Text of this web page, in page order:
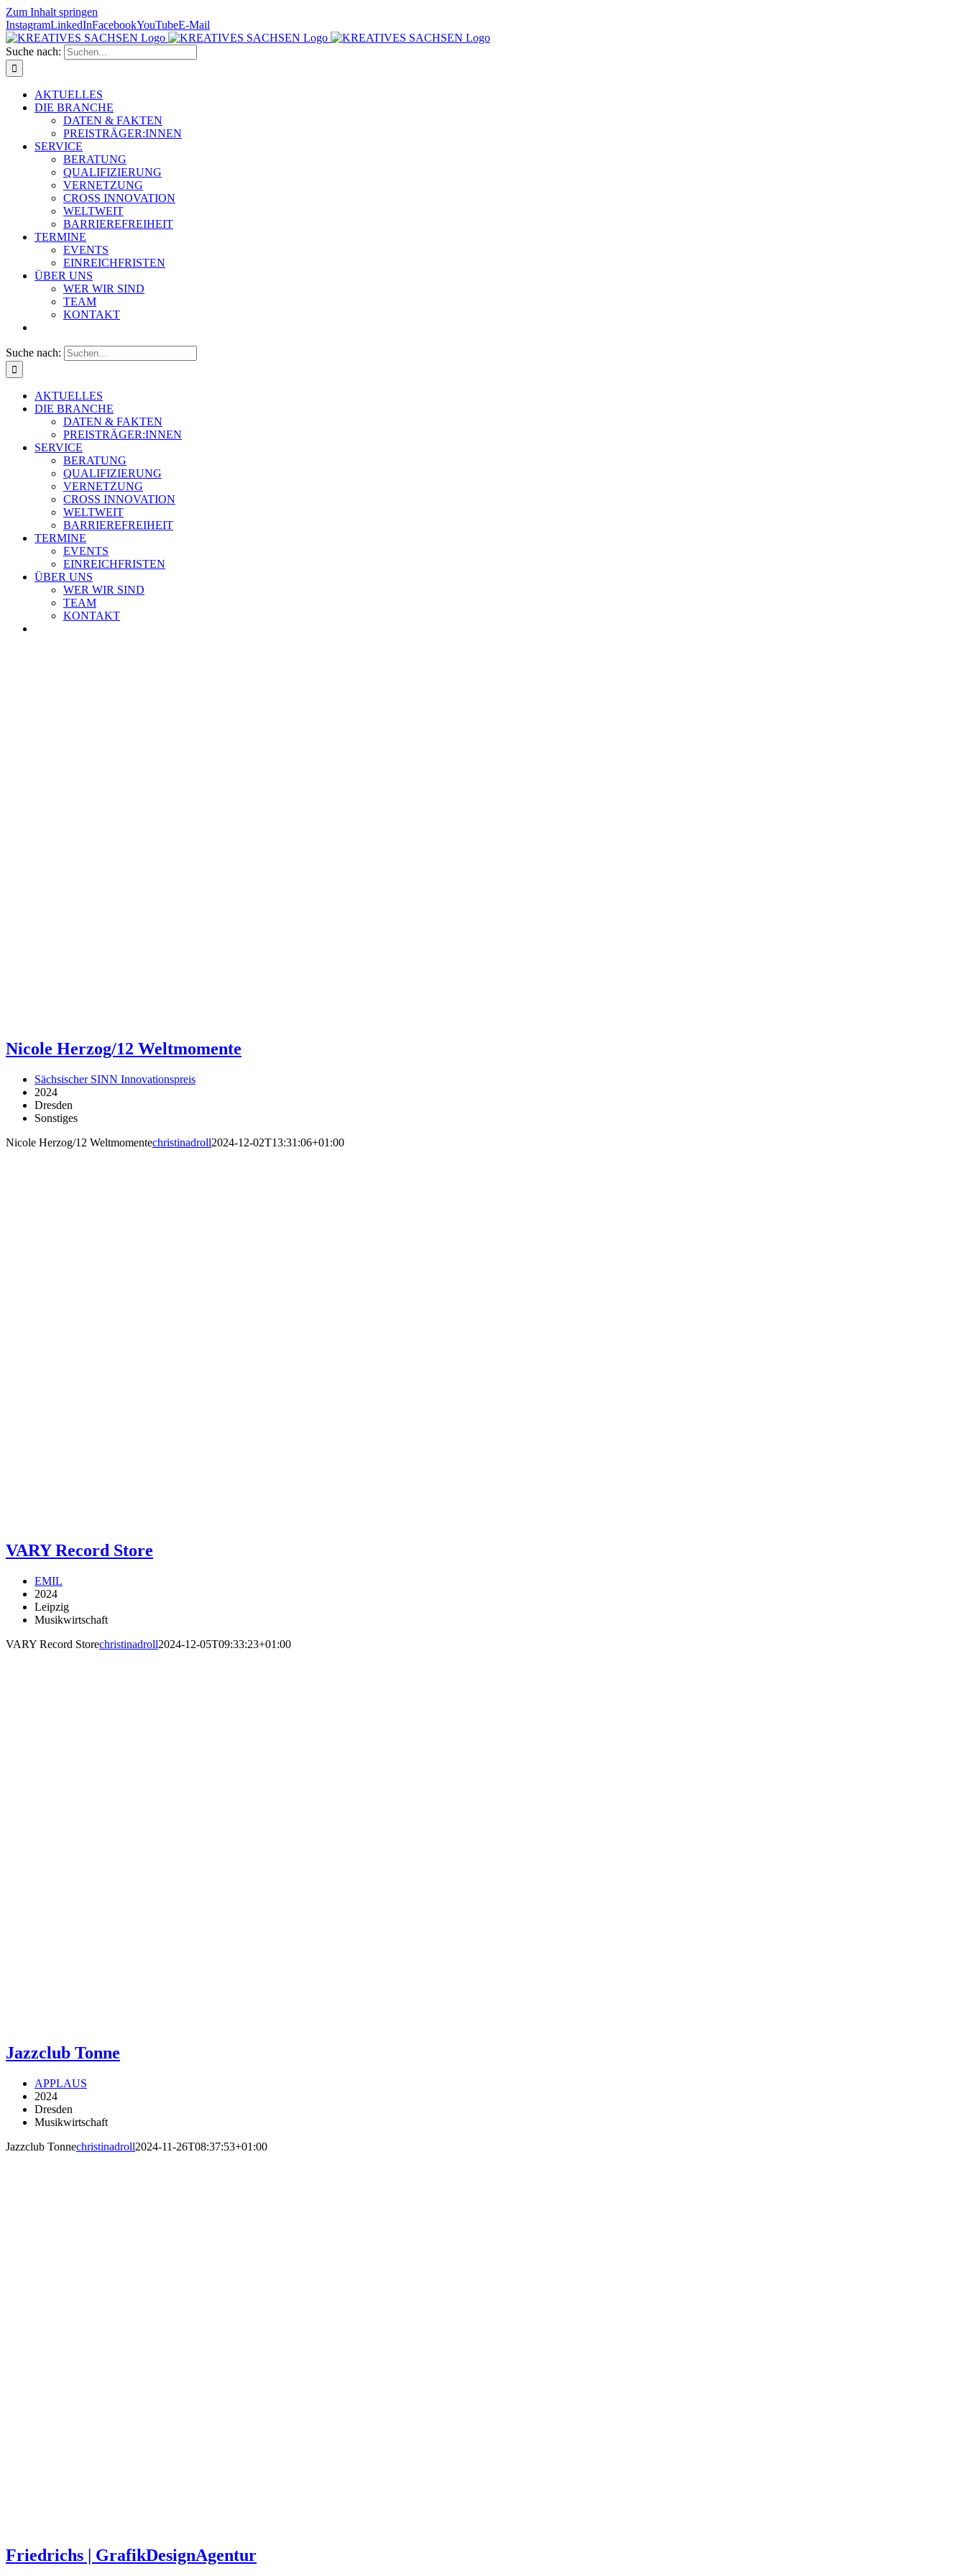
Zum Inhalt springen
InstagramLinkedInFacebookYouTubeE-Mail
Suche nach:
AKTUELLES
DIE BRANCHE
DATEN & FAKTEN
PREISTRÄGER:INNEN
SERVICE
BERATUNG
QUALIFIZIERUNG
VERNETZUNG
CROSS INNOVATION
WELTWEIT
BARRIEREFREIHEIT
TERMINE
EVENTS
EINREICHFRISTEN
ÜBER UNS
WER WIR SIND
TEAM
KONTAKT
Suche nach:
AKTUELLES
DIE BRANCHE
DATEN & FAKTEN
PREISTRÄGER:INNEN
SERVICE
BERATUNG
QUALIFIZIERUNG
VERNETZUNG
CROSS INNOVATION
WELTWEIT
BARRIEREFREIHEIT
TERMINE
EVENTS
EINREICHFRISTEN
ÜBER UNS
WER WIR SIND
TEAM
KONTAKT
Nicole Herzog/12 Weltmomente
Sächsischer SINN Innovationspreis
2024
Dresden
Sonstiges
Nicole Herzog/12 Weltmomentechristinadroll2024-12-02T13:31:06+01:00
VARY Record Store
EMIL
2024
Leipzig
Musikwirtschaft
VARY Record Storechristinadroll2024-12-05T09:33:23+01:00
Jazzclub Tonne
APPLAUS
2024
Dresden
Musikwirtschaft
Jazzclub Tonnechristinadroll2024-11-26T08:37:53+01:00
Friedrichs | GrafikDesignAgentur